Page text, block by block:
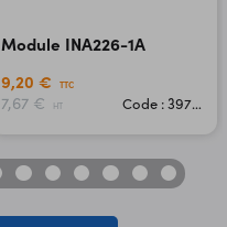
Module INA226-1A
9,20 €
TTC
7,67 € HT Code : 39733